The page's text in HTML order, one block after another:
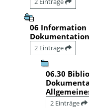
06 Information
Dokumentation
2 Einträge
06.30
2 Einträge